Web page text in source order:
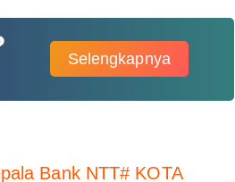
Selengkapnya
Bank NTT# KOTA